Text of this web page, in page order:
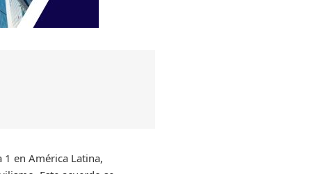
en América Latina,